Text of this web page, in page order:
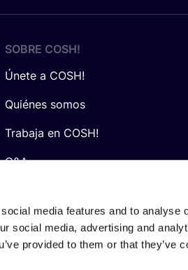
media features and to analyse
social media, advertising and
provided to them or that they’ve
SOBRE COSH!
Únete a COSH!
Quiénes somos
Trabaja en COSH!
Q&A